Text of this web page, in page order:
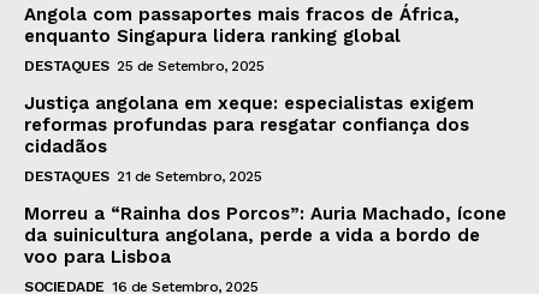
Angola com passaportes mais fracos de África,
enquanto Singapura lidera ranking global
DESTAQUES 25 de Setembro, 2025
Justiça angolana em xeque: especialistas exigem
reformas profundas para resgatar confiança dos
cidadãos
DESTAQUES 21 de Setembro, 2025
Morreu a “Rainha dos Porcos”: Auria Machado, ícone
da suinicultura angolana, perde a vida a bordo de
voo para Lisboa
SOCIEDADE 16 de Setembro, 2025